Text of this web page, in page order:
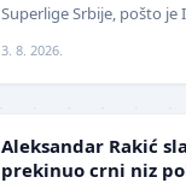
Superlige Srbije, pošto
3. 8. 2026.
Aleksandar Rakić
prekinuo crni niz